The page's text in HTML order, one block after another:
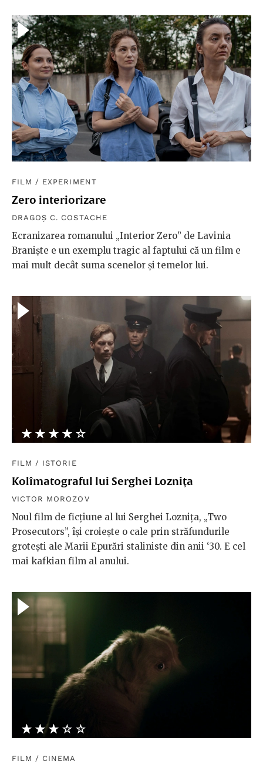
FILM / EXPERIMENT
Zero interiorizare
DRAGOȘ C. COSTACHE
Ecranizarea romanului „Interior Zero” de Lavinia
Braniște e un exemplu tragic al faptului că un film e
mai mult decât suma scenelor și temelor lui.
★★★★★
☆☆☆☆☆
FILM / ISTORIE
Kolîmatograful lui Serghei Loznița
VICTOR MOROZOV
Noul film de ficțiune al lui Serghei Loznița, „Two
Prosecutors”, își croiește o cale prin străfundurile
grotești ale Marii Epurări staliniste din anii ‘30. E cel
mai kafkian film al anului.
★★★★★
☆☆☆☆☆
FILM / CINEMA